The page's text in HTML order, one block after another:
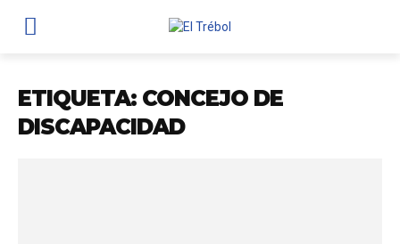
ETIQUETA: CONCEJO DE
DISCAPACIDAD